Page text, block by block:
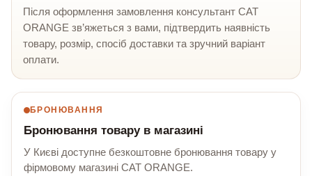
Після оформлення замовлення консультант CAT
ORANGE зв’яжеться з вами, підтвердить наявність
товару, розмір, спосіб доставки та зручний варіант
оплати.
БРОНЮВАННЯ
Бронювання товару в магазині
У Києві доступне безкоштовне бронювання товару у
фірмовому магазині CAT ORANGE.